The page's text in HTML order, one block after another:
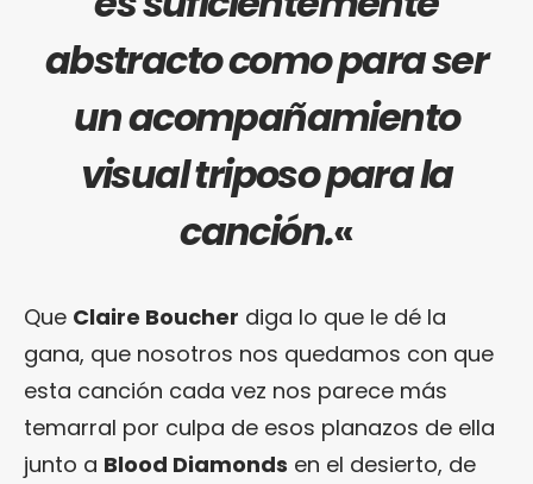
abstracto como para ser
un acompañamiento
visual triposo para la
canción.«
Que Claire Boucher diga lo que le dé la
gana, que nosotros nos quedamos con que
esta canción cada vez nos parece más
temarral por culpa de esos planazos de ella
junto a Blood Diamonds en el desierto, de